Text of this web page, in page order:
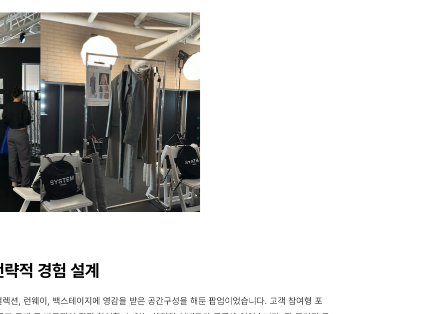
적 경험 설계
션, 런웨이, 백스테이지에 영감을 받은 공간구성을 해둔 팝업이었습니다. 고객 참여형 포